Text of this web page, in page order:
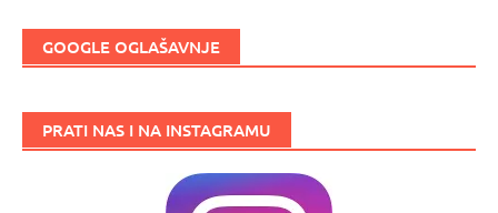
GOOGLE OGLAŠAVNJE
PRATI NAS I NA INSTAGRAMU